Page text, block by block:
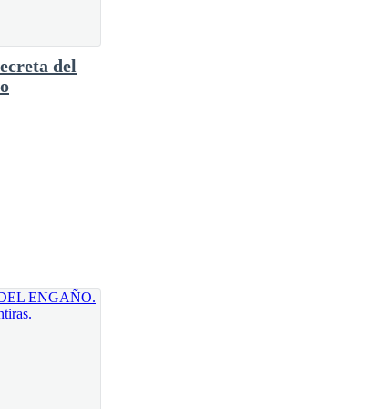
atención, si no soy capaz de soltar la
misma se, parece que la única que no
del